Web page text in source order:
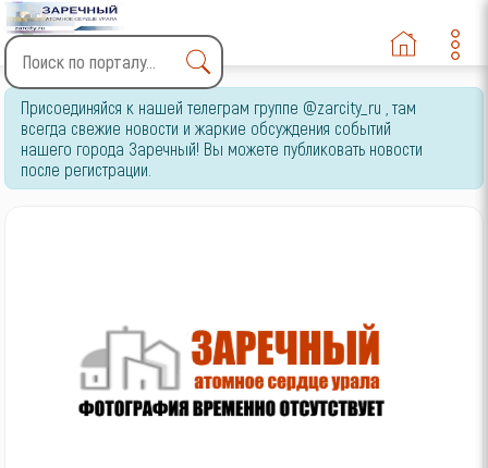
Type 2 or more characters
for results.
Присоединяйся к нашей телеграм группе @zarcity_ru , там
всегда свежие новости и жаркие обсуждения событий
нашего города Заречный! Вы можете публиковать новости
после регистрации.